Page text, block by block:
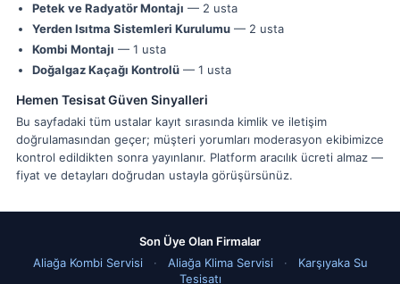
Petek ve Radyatör Montajı — 2 usta
Yerden Isıtma Sistemleri Kurulumu — 2 usta
Kombi Montajı — 1 usta
Doğalgaz Kaçağı Kontrolü — 1 usta
Hemen Tesisat Güven Sinyalleri
Bu sayfadaki tüm ustalar kayıt sırasında kimlik ve iletişim
doğrulamasından geçer; müşteri yorumları moderasyon ekibimizce
kontrol edildikten sonra yayınlanır. Platform aracılık ücreti almaz —
fiyat ve detayları doğrudan ustayla görüşürsünüz.
Son Üye Olan Firmalar
Aliağa Kombi Servisi
· Aliağa Klima Servisi ·
Karşıyaka Su
Tesisatı